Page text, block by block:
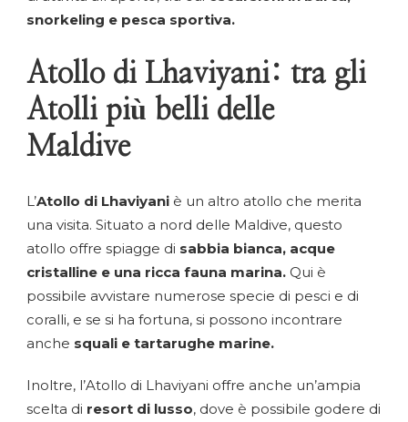
snorkeling e pesca sportiva.
Atollo di Lhaviyani: tra gli
Atolli più belli delle
Maldive
L’Atollo di Lhaviyani è un altro atollo che merita
una visita. Situato a nord delle Maldive, questo
atollo offre spiagge di sabbia bianca, acque
cristalline e una ricca fauna marina. Qui è
possibile avvistare numerose specie di pesci e di
coralli, e se si ha fortuna, si possono incontrare
anche squali e tartarughe marine.
Inoltre, l’Atollo di Lhaviyani offre anche un’ampia
scelta di resort di lusso, dove è possibile godere di